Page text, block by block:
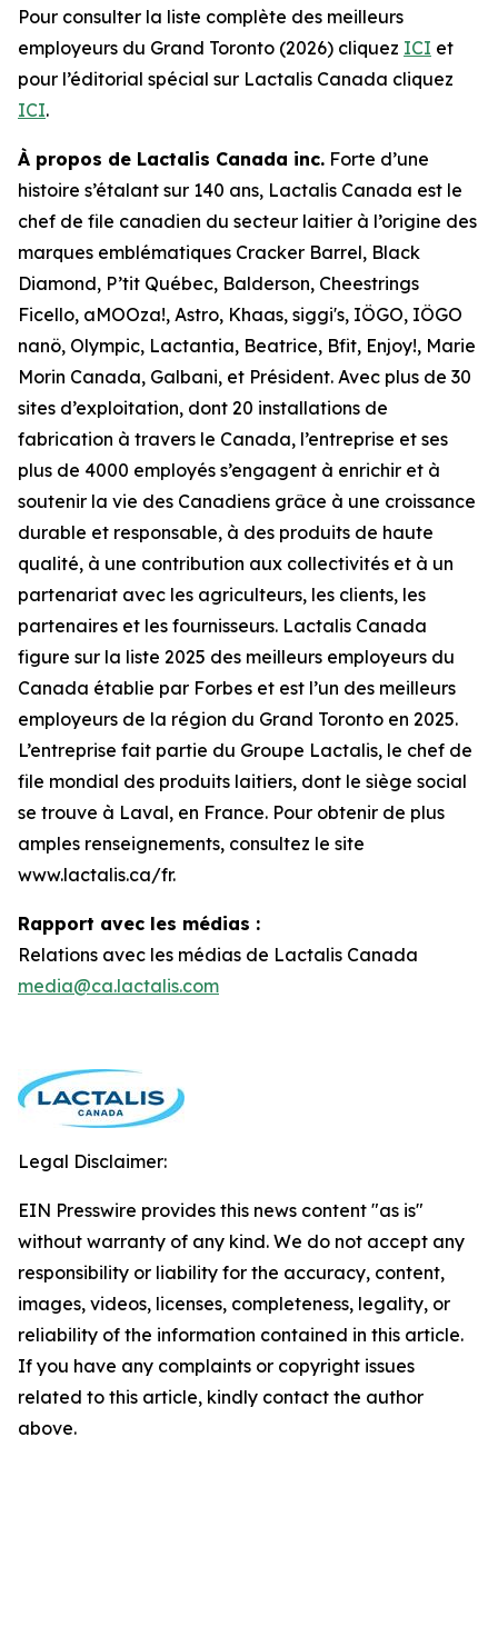
Pour consulter la liste complète des meilleurs
employeurs du Grand Toronto (2026) cliquez ICI et
pour l’éditorial spécial sur Lactalis Canada cliquez
ICI.
À propos de Lactalis Canada inc. Forte d’une
histoire s’étalant sur 140 ans, Lactalis Canada est le
chef de file canadien du secteur laitier à l’origine des
marques emblématiques Cracker Barrel, Black
Diamond, P’tit Québec, Balderson, Cheestrings
Ficello, aMOOza!, Astro, Khaas, siggi's, IÖGO, IÖGO
nanö, Olympic, Lactantia, Beatrice, Bfit, Enjoy!, Marie
Morin Canada, Galbani, et Président. Avec plus de 30
sites d’exploitation, dont 20 installations de
fabrication à travers le Canada, l’entreprise et ses
plus de 4000 employés s’engagent à enrichir et à
soutenir la vie des Canadiens grâce à une croissance
durable et responsable, à des produits de haute
qualité, à une contribution aux collectivités et à un
partenariat avec les agriculteurs, les clients, les
partenaires et les fournisseurs. Lactalis Canada
figure sur la liste 2025 des meilleurs employeurs du
Canada établie par Forbes et est l’un des meilleurs
employeurs de la région du Grand Toronto en 2025.
L’entreprise fait partie du Groupe Lactalis, le chef de
file mondial des produits laitiers, dont le siège social
se trouve à Laval, en France. Pour obtenir de plus
amples renseignements, consultez le site
www.lactalis.ca/fr.
Rapport avec les médias :
Relations avec les médias de Lactalis Canada
media@ca.lactalis.com
Legal Disclaimer:
EIN Presswire provides this news content "as is"
without warranty of any kind. We do not accept any
responsibility or liability for the accuracy, content,
images, videos, licenses, completeness, legality, or
reliability of the information contained in this article.
If you have any complaints or copyright issues
related to this article, kindly contact the author
above.